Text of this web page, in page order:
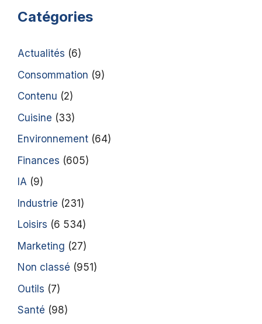
Catégories
Actualités (6)
Consommation (9)
Contenu (2)
Cuisine (33)
Environnement (64)
Finances (605)
IA (9)
Industrie (231)
Loisirs (6 534)
Marketing (27)
Non classé (951)
Outils (7)
Santé (98)